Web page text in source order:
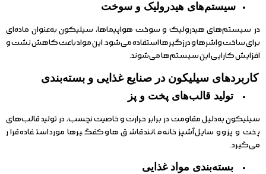
سیستم‌های هیدرولیک و سوخت
در سیستم‌های هیدرولیک و سوخت هواپیماها، سیلیکون به‌عنوان ماده‌ای
برای ساخت واشرها و درزگیرها استفاده می‌شود. این مواد باعث کاهش نشت و
افزایش کارایی این سیستم‌ها می‌شوند.
کاربردهای سیلیکون در صنایع غذایی و بسته‌بندی
تولید قالب‌های پخت و پز
سیلیکون به‌دلیل مقاومت در برابر حرارت و خاصیت نچسب، در تولید قالب‌های
پخت و پز و وسایل آشپزخانه مانند قاشق‌ها و کفگیرها مورد استفاده قرار
می‌گیرد.
بسته‌بندی مواد غذایی